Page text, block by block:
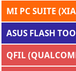
MI PC SUITE
ASUS FLASH
QFIL